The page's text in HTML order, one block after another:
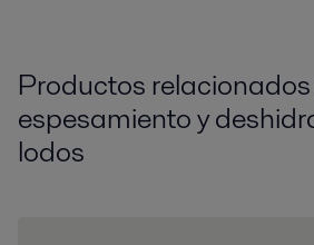
Productos
espesamiento y
lodos